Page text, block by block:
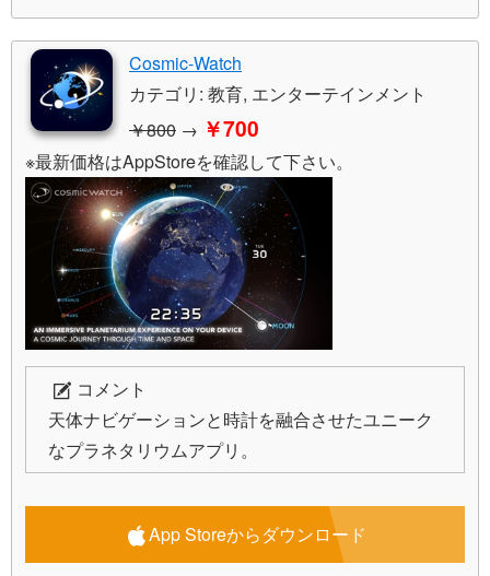
Cosmic-Watch
カテゴリ: 教育, エンターテインメント
￥800 → ￥700
※最新価格はAppStoreを確認して下さい。
コメント
天体ナビゲーションと時計を融合させたユニーク
なプラネタリウムアプリ。
App Storeからダウンロード